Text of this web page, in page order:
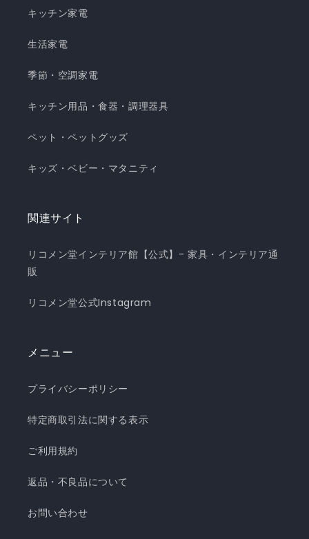
キッチン家電
生活家電
季節・空調家電
キッチン用品・食器・調理器具
ペット・ペットグッズ
キッズ・ベビー・マタニティ
関連サイト
リコメン堂インテリア館【公式】- 家具・インテリア通
販
リコメン堂公式Instagram
メニュー
プライバシーポリシー
特定商取引法に関する表示
ご利用規約
返品・不良品について
お問い合わせ